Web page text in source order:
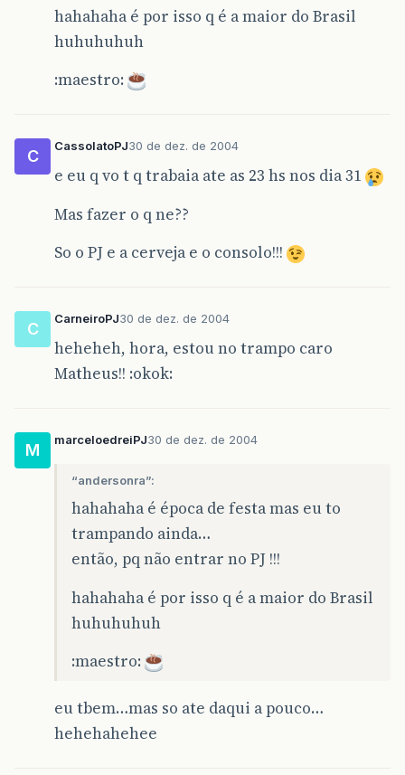
hahahaha é por isso q é a maior do Brasil
huhuhuhuh
:maestro:
C
CassolatoPJ30 de dez. de 2004
e eu q vo t q trabaia ate as 23 hs nos dia 31
Mas fazer o q ne??
So o PJ e a cerveja e o consolo!!!
C
CarneiroPJ30 de dez. de 2004
heheheh, hora, estou no trampo caro
Matheus!! :okok:
M
marceloedreiPJ30 de dez. de 2004
“andersonra”:
hahahaha é época de festa mas eu to
trampando ainda…
então, pq não entrar no PJ !!!
hahahaha é por isso q é a maior do Brasil
huhuhuhuh
:maestro:
eu tbem…mas so ate daqui a pouco…
hehehahehee